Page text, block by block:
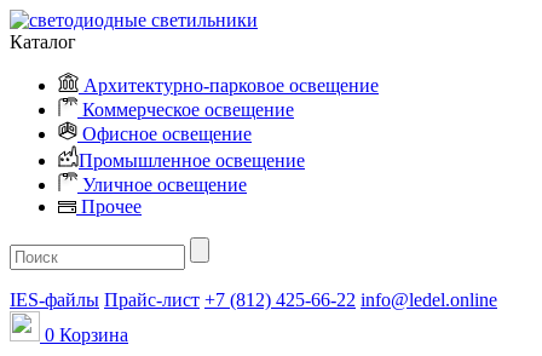
Каталог
Архитектурно-парковое освещение
Коммерческое освещение
Офисное освещение
Промышленное освещение
Уличное освещение
Прочее
IES-файлы Прайс-лист +7 (812) 425-66-22 info@ledel.online
0 Корзина